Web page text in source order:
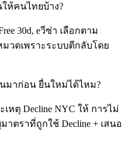
ห้คนไทยบ้าง?
30d, eวีซ่า เลือกตาม
มวดเพราะระบบตีกลับโดย
นมาก่อน ยื่นใหม่ได้ไหม?
หตุ Decline NYC ให้ การไม่
าตราที่ถูกใช้ Decline + เสนอ